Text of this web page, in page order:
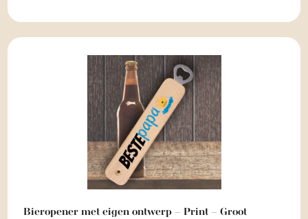
Bieropener met eigen ontwerp – Print – Groot